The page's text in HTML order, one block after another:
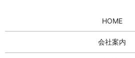
HOME
会社案内